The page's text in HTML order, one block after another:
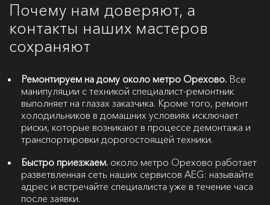
Почему нам доверяют, а
контакты наших мастеров
сохраняют
Ремонтируем на дому около метро Орехово. Все
манипуляции с техникой специалист-ремонтник
выполняет на глазах заказчика. Кроме того, ремонт
холодильников в домашних условиях исключает
риски, которые возникают в процессе демонтажа и
транспортировки дорогостоящей техники.
Быстро приезжаем. около метро Орехово работает
разветвленная сеть наших сервисов AEG: называйте
адрес и встречайте специалиста уже в течение часа
после заявки.